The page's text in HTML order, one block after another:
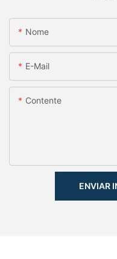
Nome
E-Mail
Contente
ENVIAR